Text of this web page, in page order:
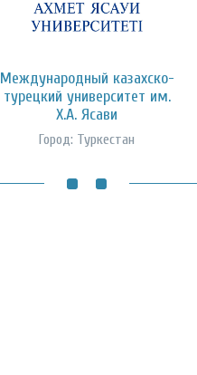
Международный казахско-
турецкий университет им.
Х.А. Ясави
Город: Туркестан
Кызылординский открытый
университет
Город: Кызылорда